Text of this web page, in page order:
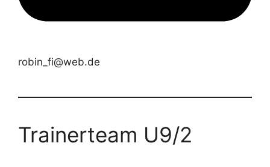
robin_fi@web.de
Trainerteam U9/2